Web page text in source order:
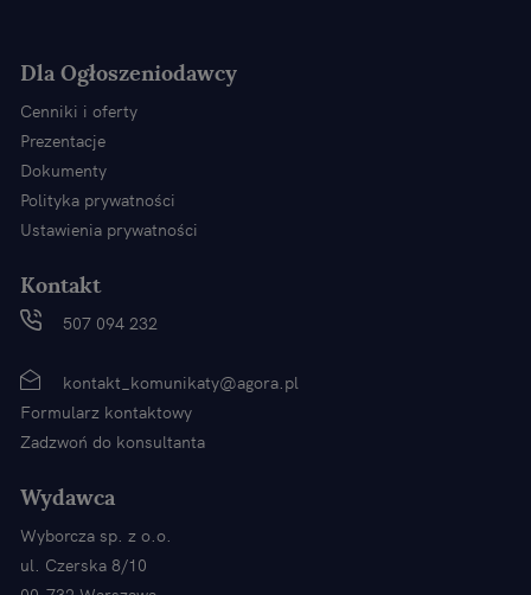
Dla Ogłoszeniodawcy
Cenniki i oferty
Prezentacje
Dokumenty
Polityka prywatności
Ustawienia prywatności
Kontakt
507 094 232
kontakt_komunikaty@agora.pl
Formularz kontaktowy
Zadzwoń do konsultanta
Wydawca
Wyborcza sp. z o.o.
ul. Czerska 8/10